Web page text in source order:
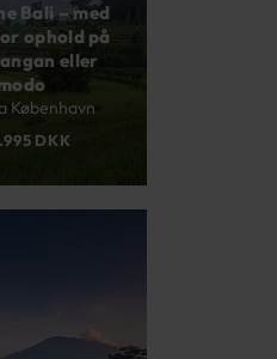
Bali – med
ophold på
eller
København
DKK